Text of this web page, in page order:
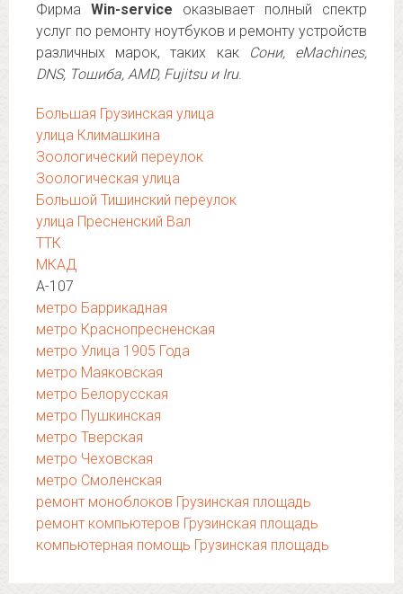
Фирма Win-service оказывает полный спектр
услуг по ремонту ноутбуков и ремонту устройств
различных марок, таких как
Сони, eMachines,
DNS, Тошиба, AMD, Fujitsu и Iru.
Большая Грузинская улица
улица Климашкина
Зоологический переулок
Зоологическая улица
Большой Тишинский переулок
улица Пресненский Вал
ТТК
МКАД
А-107
метро Баррикадная
метро Краснопресненская
метро Улица 1905 Года
метро Маяковская
метро Белорусская
метро Пушкинская
метро Тверская
метро Чеховская
метро Смоленская
ремонт моноблоков Грузинская площадь
ремонт компьютеров Грузинская площадь
компьютерная помощь Грузинская площадь